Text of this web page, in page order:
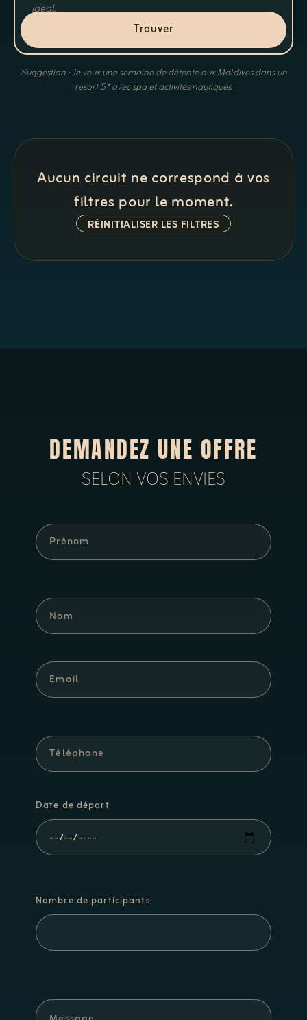
Trouver
Suggestion : Je veux une semaine de détente aux Maldives dans un
resort 5* avec spa et activités nautiques.
Aucun circuit ne correspond à vos
filtres pour le moment.
RÉINITIALISER LES FILTRES
DEMANDEZ UNE OFFRE
SELON VOS ENVIES
Date de départ
Nombre de participants